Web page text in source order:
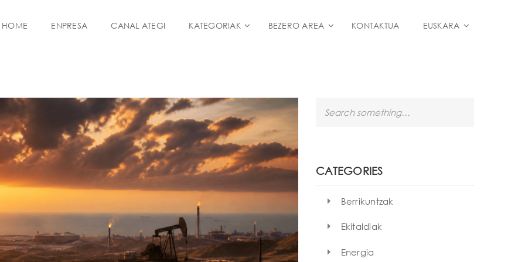
HOME ENPRESA CANAL ATEGI KATEGORIAK BEZERO AREA KONTAKTUA EUSKARA
h
CATEGORIES
Berrikuntzak
Ekitaldiak
Energia